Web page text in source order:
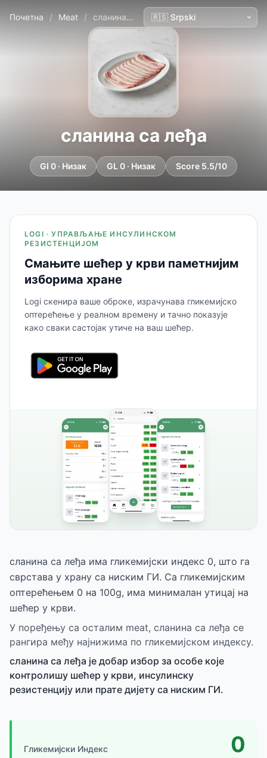
Почетна / Meat / сланина са леђа
сланина са леђа
GI 0 · Низак GL 0 · Низак Score 5.5/10
LOGI · УПРАВЉАЊЕ ИНСУЛИНСКОМ
РЕЗИСТЕНЦИЈОМ
Смањите шећер у крви паметнијим
изборима хране
Logi скенира ваше оброке, израчунава гликемијско
оптерећење у реалном времену и тачно показује
како сваки састојак утиче на ваш шећер.
сланина са леђа има гликемијски индекс 0, што га
сврстава у храну са ниским ГИ. Са гликемијским
оптерећењем 0 на 100g, има минималан утицај на
шећер у крви.
У поређењу са осталим meat, сланина са леђа се
рангира међу најнижима по гликемијском индексу.
сланина са леђа је добар избор за особе које
контролишу шећер у крви, инсулинску
резистенцију или прате дијету са ниским ГИ.
Гликемијски Индекс 0